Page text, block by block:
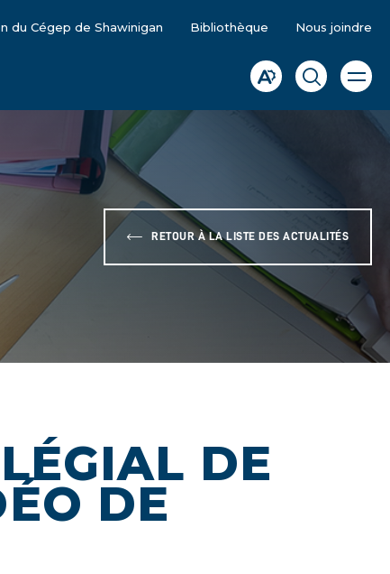
du Cégep de Shawinigan Bibliothèque Nous joindre
Ouvrir
la
Ouvrir
la
Ouvrir
la
RETOUR À LA LISTE DES ACTUALITÉS
DE
DE